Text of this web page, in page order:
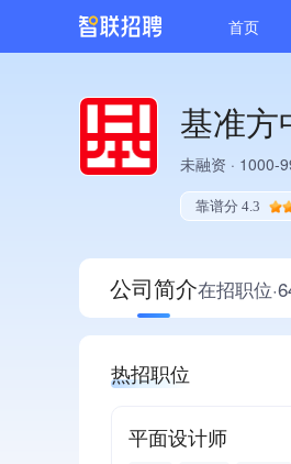
首页
基准方
未融资 · 1000-
靠谱分 4.3
公司简介在招职位
热招职位
平面设计师